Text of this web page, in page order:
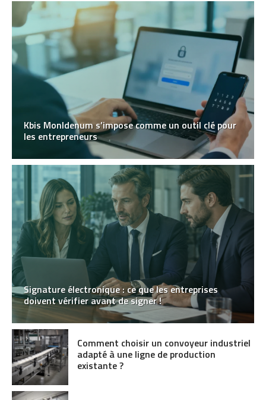
Kbis MonIdenum s’impose comme un outil clé pour
les entrepreneurs
Signature électronique : ce que les entreprises
doivent vérifier avant de signer !
Comment choisir un convoyeur industriel
adapté à une ligne de production
existante ?